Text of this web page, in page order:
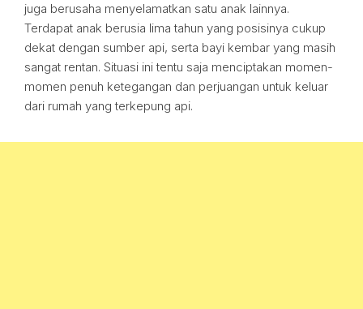
juga berusaha menyelamatkan satu anak lainnya.
Terdapat anak berusia lima tahun yang posisinya cukup
dekat dengan sumber api, serta bayi kembar yang masih
sangat rentan. Situasi ini tentu saja menciptakan momen-
momen penuh ketegangan dan perjuangan untuk keluar
dari rumah yang terkepung api.